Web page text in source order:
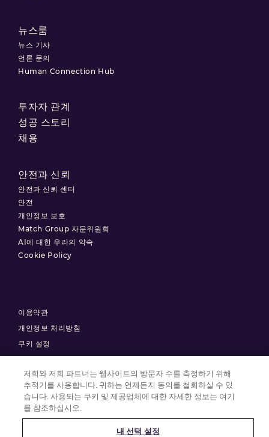
뉴스룸
뉴스 기사
언론 문의
Human Connection Hub
투자자 관계
성공 스토리
채용
안전과 신뢰
안전과 신뢰 센터
안전
개인정보 보호
Match Group 자문위원회
AI에 대한 우리의 약속
Cookie Policy
© 2025 Match Group.
이용약관
개인정보 처리방침
쿠키 설정
모든 권리 보유. MATCH GROUP, MG 로고 및 기울어진 파란색 실 모양의 MG
로고는 Match Group Americas, LLC의 상표입니다. 다른 모든 상표는 각 상표
저희와 저희 파트너는 웹사이트의 방문자 수를 측정하기 위해
추적기를 사용합니다. 귀하는 언제든지 동의를 철회하실 수 있
습니다. 사용되는 쿠키 및 제공업체에 대한 자세한 정보는 여기
를 참조하십시오.
내 선택 설정